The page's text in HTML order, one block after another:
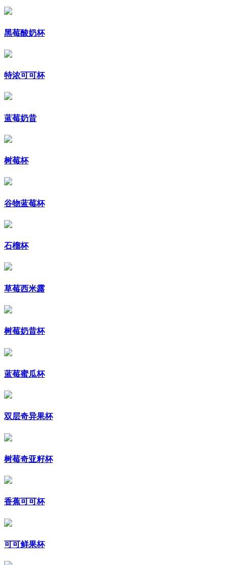
黑莓酸奶杯
特浓可可杯
蓝莓奶昔
树莓杯
谷物蓝莓杯
石榴杯
草莓西米露
树莓奶昔杯
蓝莓蜜瓜杯
双层奇异果杯
树莓奇亚籽杯
香蕉可可杯
可可鲜果杯